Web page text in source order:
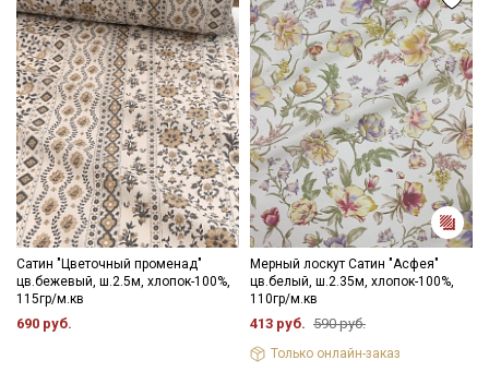
Сатин "Цветочный променад"
цв.бежевый, ш.2.5м, хлопок-100%,
115гр/м.кв
690 руб.
Мерный лоскут Сатин "Асфея"
цв.белый, ш.2.35м, хлопок-100%,
110гр/м.кв
413 руб. 590 руб.
Только онлайн-заказ